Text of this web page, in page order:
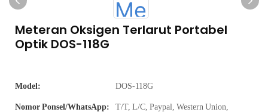
Meteran Oksigen Terlarut Portabel
Optik DOS-118G
Model: DOS-118G
Nomor Ponsel/WhatsApp:
T/T, L/C, Paypal, Western Union,